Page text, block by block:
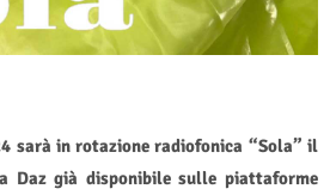
sarà in rotazione radiofonica “Sola” il
Daz già disponibile sulle piattaforme